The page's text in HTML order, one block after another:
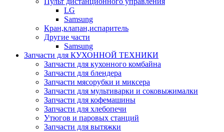
LG
Samsung
Кран,клапан,испаритель
Другие части
Samsung
Запчасти для КУХОННОЙ ТЕХНИКИ
Запчасти для кухонного комбайна
Запчасти для блендера
Запчасти мясорубки и миксера
Запчасти для мультиварки и соковыжималки
Запчасти для кофемашины
Запчасти для хлебопечи
Утюгов и паровых станций
Запчасти для вытяжки